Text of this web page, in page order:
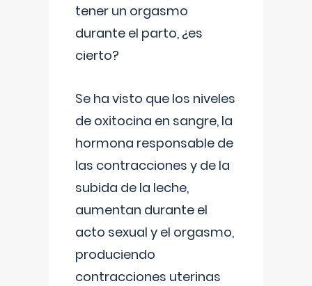
tener un orgasmo
durante el parto, ¿es
cierto?
Se ha visto que los niveles
de oxitocina en sangre, la
hormona responsable de
las contracciones y de la
subida de la leche,
aumentan durante el
acto sexual y el orgasmo,
produciendo
contracciones uterinas